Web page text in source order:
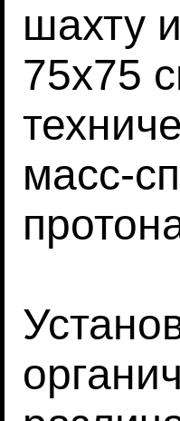
шахту
75x75
масс-